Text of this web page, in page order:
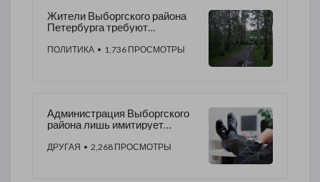
Жители Выборгского района
Петербурга требуют
Удельном парке
ПОЛИТИКА • 1,736 ПРОСМОТРЫ
Администрация Выборгского
района лишь имитирует
ДРУГАЯ • 2,268 ПРОСМОТРЫ